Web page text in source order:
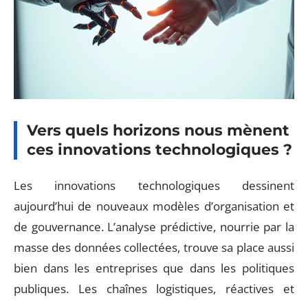
Vers quels horizons nous mènent
ces innovations technologiques ?
Les innovations technologiques dessinent
aujourd’hui de nouveaux modèles d’organisation et
de gouvernance. L’analyse prédictive, nourrie par la
masse des données collectées, trouve sa place aussi
bien dans les entreprises que dans les politiques
publiques. Les chaînes logistiques, réactives et